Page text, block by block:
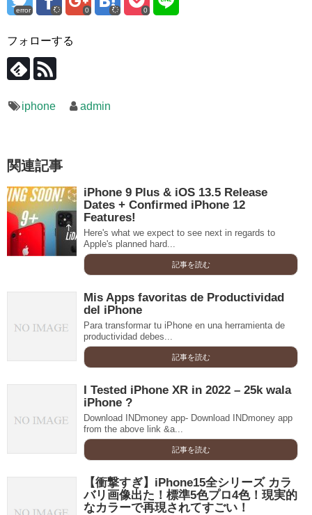
error 0 0
フォローする
iphone admin
関連記事
iPhone 9 Plus & iOS 13.5 Release
Dates + Confirmed iPhone 12
Features!
Here's what we expect to see next in regards to
Apple's planned hard...
記事を読む
Mis Apps favoritas de Productividad
del iPhone
Para transformar tu iPhone en una herramienta de
productividad debes...
記事を読む
I Tested iPhone XR in 2022 – 25k wala
iPhone ?
Download INDmoney app- Download INDmoney app
from the above link &a...
記事を読む
【衝撃すぎ】iPhone15全シリーズ カラ
バリ画像出た！標準5色プロ4色！現実的
なカラーで再現されてすごい！